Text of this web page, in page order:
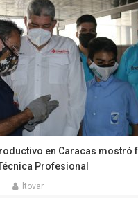
en Caracas mostró
Profesional
ltovar